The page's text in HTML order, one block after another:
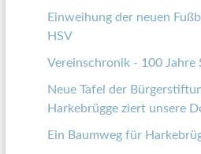
Einweihung der neuen
HSV
Vereinschronik - 100 Jahre
Neue Tafel der
Harkebrügge ziert unsere
Ein Baumweg für